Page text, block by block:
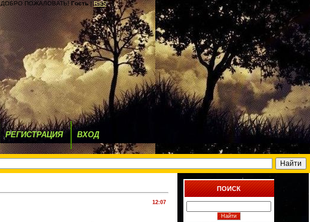
ДОБРО ПОЖАЛОВАТЬ! Гость|RSS
РЕГИСТРАЦИЯ ВХОД
12:07
ПОИСК